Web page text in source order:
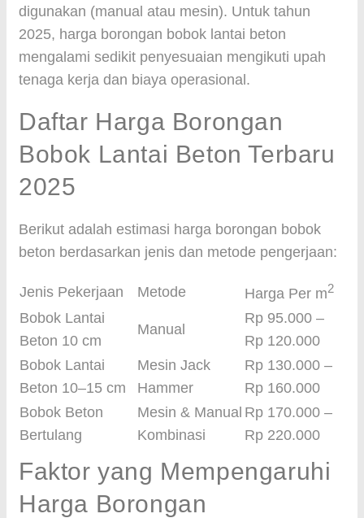
digunakan (manual atau mesin). Untuk tahun
2025, harga borongan bobok lantai beton
mengalami sedikit penyesuaian mengikuti upah
tenaga kerja dan biaya operasional.
Daftar Harga Borongan
Bobok Lantai Beton Terbaru
2025
Berikut adalah estimasi harga borongan bobok
beton berdasarkan jenis dan metode pengerjaan:
Jenis Pekerjaan Metode Harga Per m2
Bobok Lantai
Beton 10 cm
Manual
Rp 95.000 –
Rp 120.000
Bobok Lantai
Beton 10–15 cm
Mesin Jack
Hammer
Rp 130.000 –
Rp 160.000
Bobok Beton
Bertulang
Mesin & Manual
Kombinasi
Rp 170.000 –
Rp 220.000
Faktor yang Mempengaruhi
Harga Borongan